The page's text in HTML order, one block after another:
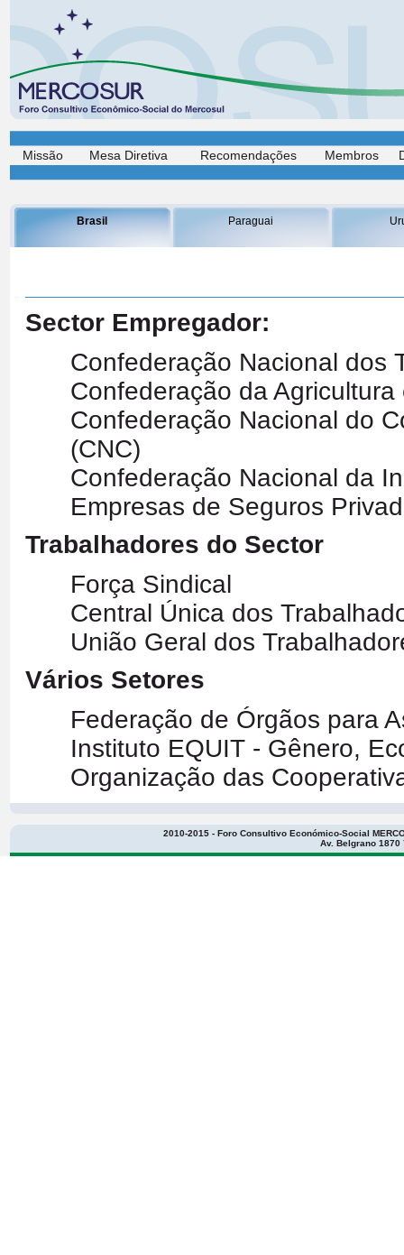
Missão Mesa Diretiva Recomendações Membros
Brasil Paraguai
Sector Empregador:
Confederação Nacional dos
Confederação da
Confederação Nacional do
(CNC)
Confederação Nacional da
Empresas de Seguros
Trabalhadores do Sector
Força Sindical
Central Única dos
União Geral dos
Vários Setores
Federação de Órgãos para
Instituto EQUIT - Gênero,
Organização das
2010-2015 - Foro Consultivo Económico-Social
Av. Belgrano 1870